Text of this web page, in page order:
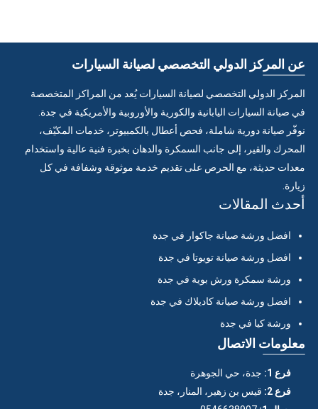
عن المركز الدولي التخصصي لصيانة السيارات
المركز الدولي التخصصي لصيانة السيارات يُعد من المراكز المتخصصة
في صيانة السيارات اليابانية والكورية والأوروبية والأمريكية في جدة.
نوفّر صيانة دورية شاملة، فحص أعطال بالكمبيوتر، خدمات المكيّف،
المحرك والقير، إلى جانب السمكرة والدهان بخبرة فنية عالية واستخدام
معدات حديثة، مع الحرص على تقديم خدمة موثوقة وشفافة في كل
زيارة.
أحدث المقالات
افضل ورشة صيانة جاكوار في جدة
افضل ورشة صيانة تويوتا في جدة
ورشة سمكرة ورش بوية في جدة
افضل ورشة صيانة كاديلاك في جدة
ورشة كيا في جدة
معلومات الاتصال
فرع 1:
جدة، حي الجوهرة
فرع 2:
قيس بن زهير، المنار، جدة